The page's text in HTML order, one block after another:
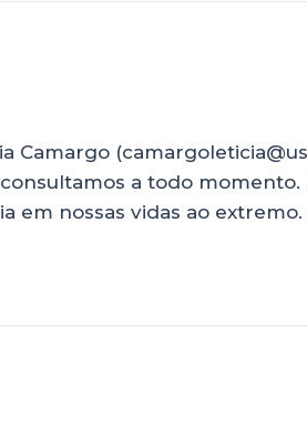
Camargo
a todo momento.
em nossas vidas ao extremo.